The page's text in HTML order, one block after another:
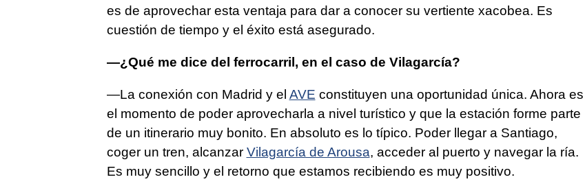
es de aprovechar esta ventaja para dar a conocer su vertiente xacobea. Es
cuestión de tiempo y el éxito está asegurado.
—¿Qué me dice del ferrocarril, en el caso de Vilagarcía?
—La conexión con Madrid y el AVE constituyen una oportunidad única. Ahora es
el momento de poder aprovecharla a nivel turístico y que la estación forme parte
de un itinerario muy bonito. En absoluto es lo típico. Poder llegar a Santiago,
coger un tren, alcanzar Vilagarcía de Arousa, acceder al puerto y navegar la ría.
Es muy sencillo y el retorno que estamos recibiendo es muy positivo.